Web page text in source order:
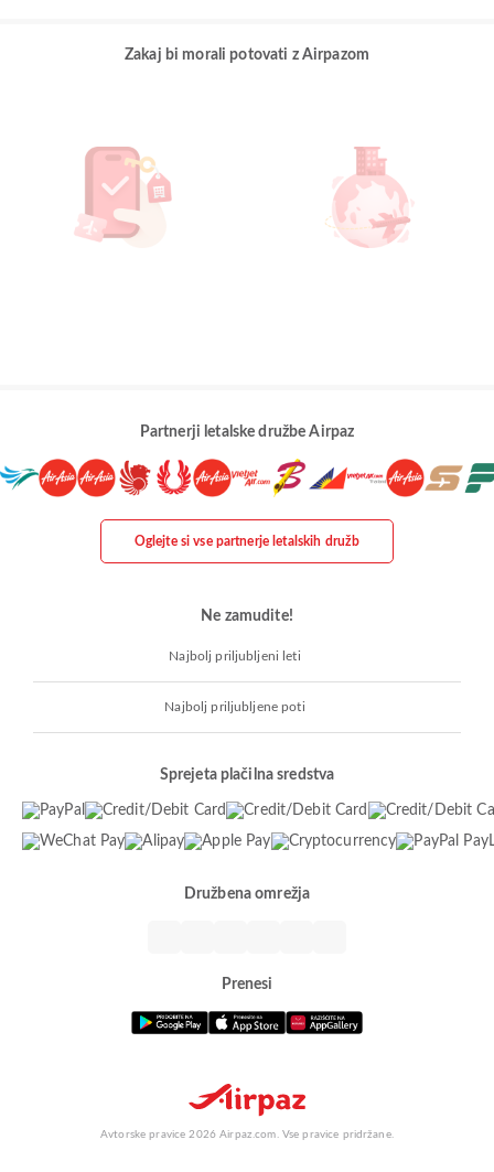
Zakaj bi morali potovati z Airpazom
Partnerji letalske družbe Airpaz
Oglejte si vse partnerje letalskih družb
Ne zamudite!
Najbolj priljubljeni leti
Najbolj priljubljene poti
Sprejeta plačilna sredstva
Družbena omrežja
Prenesi
Avtorske pravice 2026 Airpaz.com. Vse pravice pridržane.